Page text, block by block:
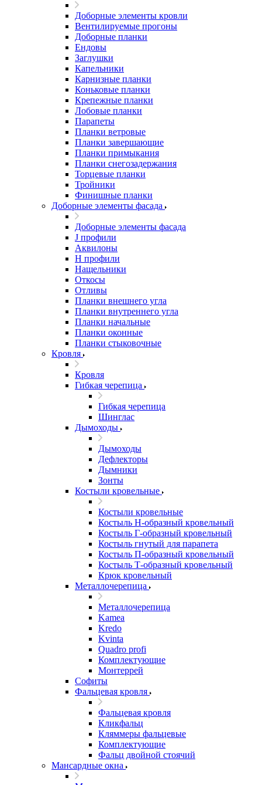
Доборные элементы кровли
Вентилируемые прогоны
Доборные планки
Ендовы
Заглушки
Капельники
Карнизные планки
Коньковые планки
Крепежные планки
Лобовые планки
Парапеты
Планки ветровые
Планки завершающие
Планки примыкания
Планки снегозадержания
Торцевые планки
Тройники
Финишные планки
Доборные элементы фасада
Доборные элементы фасада
J профили
Аквилоны
Н профили
Нащельники
Откосы
Отливы
Планки внешнего угла
Планки внутреннего угла
Планки начальные
Планки оконные
Планки стыковочные
Кровля
Кровля
Гибкая черепица
Гибкая черепица
Шинглас
Дымоходы
Дымоходы
Дефлекторы
Дымники
Зонты
Костыли кровельные
Костыли кровельные
Костыль H-образный кровельный
Костыль Г-образный кровельный
Костыль гнутый для парапета
Костыль П-образный кровельный
Костыль Т-образный кровельный
Крюк кровельный
Металлочерепица
Металлочерепица
Kamea
Kredo
Kvinta
Quadro profi
Комплектующие
Монтеррей
Софиты
Фальцевая кровля
Фальцевая кровля
Кликфальц
Кляммеры фальцевые
Комплектующие
Фальц двойной стоячий
Мансардные окна